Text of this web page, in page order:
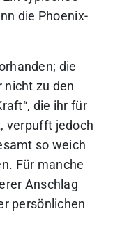
die Phoenix-
die
nicht zu den
die ihr für
verpufft jedoch
so weich
Für manche
Anschlag
persönlichen